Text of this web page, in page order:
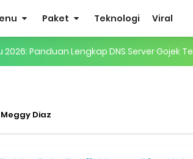
Paket Teknologi Viral
2026: Panduan Lengkap DNS Server Gojek
ENHYPEN di Jakarta: Tips War Tiket,
Diaz